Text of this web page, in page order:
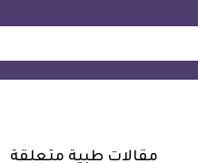
مقالات طبية متعلقة